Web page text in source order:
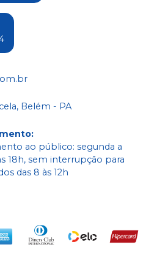
Belém - PA
:
ao público: segunda a
18h, sem interrupção para
das 8 às 12h